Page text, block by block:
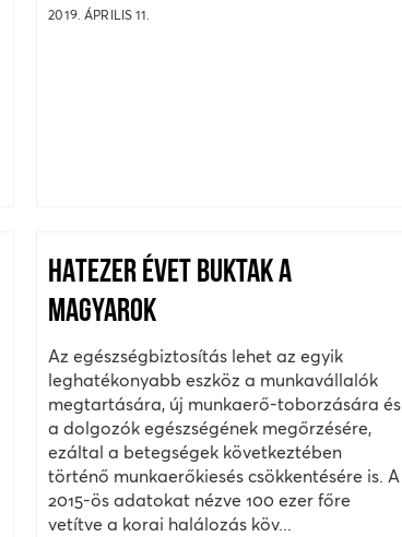
2019. ÁPRILIS 11.
HATEZER ÉVET BUKTAK A
MAGYAROK
Az egészségbiztosítás lehet az egyik
leghatékonyabb eszköz a munkavállalók
megtartására, új munkaerő-toborzására és
a dolgozók egészségének megőrzésére,
ezáltal a betegségek következtében
történő munkaerőkiesés csökkentésére is. A
2015-ös adatokat nézve 100 ezer főre
vetítve a korai halálozás köv...